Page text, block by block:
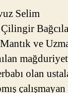
Selim
ve
olan
çalışmayan